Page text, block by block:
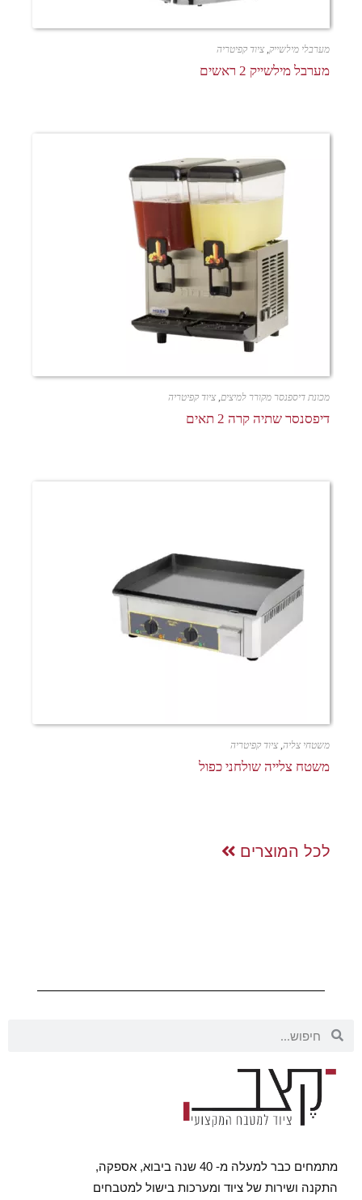
מערבלי מילשייק ,ציוד קפיטריה
מערבל מילשייק 2 ראשים
מכונת דיספנסר מקורר למיצים ,ציוד קפיטריה
דיפסנסר שתיה קרה 2 תאים
משטחי צליה ,ציוד קפיטריה
משטח צלייה שולחני כפול
לכל המוצרים
מתמחים כבר למעלה מ- 40 שנה ביבוא, אספקה,
התקנה ושירות של ציוד ומערכות בישול למטבחים